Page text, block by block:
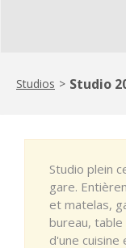
Studios > Studio
Studio plein
gare.
et matelas,
bureau,
d'une cuisine